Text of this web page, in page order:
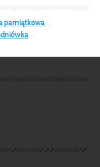
pamiątkowa